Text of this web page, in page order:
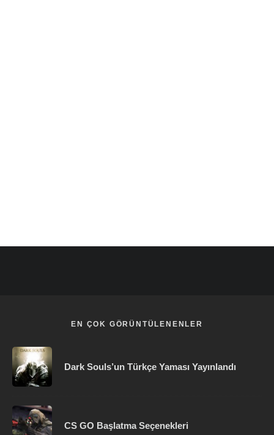
EN ÇOK GÖRÜNTÜLENENLER
Dark Souls’un Türkçe Yaması Yayınlandı
CS GO Başlatma Seçenekleri